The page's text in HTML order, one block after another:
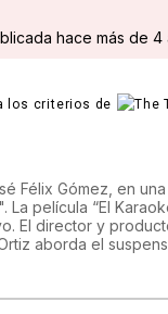
hace más de 4
los criterios de
Félix Gómez, en
La película “El
El director y
aborda el